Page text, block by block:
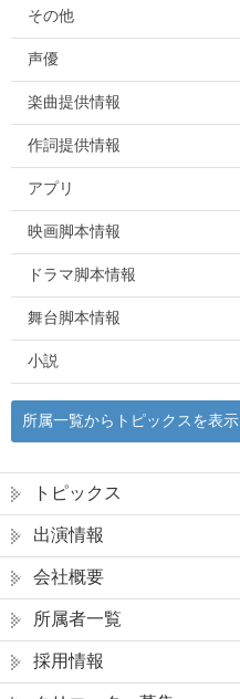
その他
声優
楽曲提供情報
作詞提供情報
アプリ
映画脚本情報
ドラマ脚本情報
舞台脚本情報
小説
所属一覧からトピックスを表示
トピックス
出演情報
会社概要
所属者一覧
採用情報